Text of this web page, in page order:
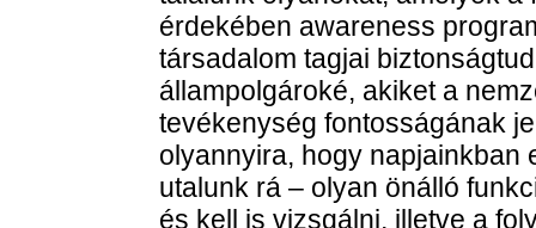
érdekében awareness
társadalom tagjai
állampolgároké, akiket a
tevékenység fontosságának
olyannyira, hogy napjainkban
utalunk rá – olyan önálló
és kell is vizsgálni, illetve a